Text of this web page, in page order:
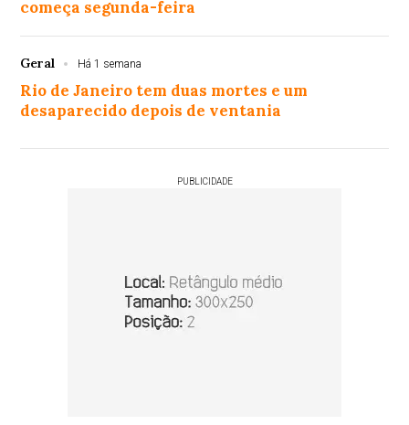
começa segunda-feira
Geral Há 1 semana
Rio de Janeiro tem duas mortes e um
desaparecido depois de ventania
PUBLICIDADE